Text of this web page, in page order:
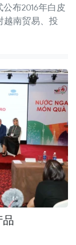
布2016年白皮
越南贸易、投